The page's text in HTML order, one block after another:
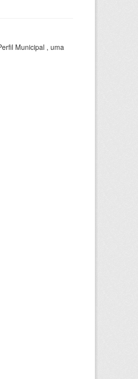
Municipal , uma